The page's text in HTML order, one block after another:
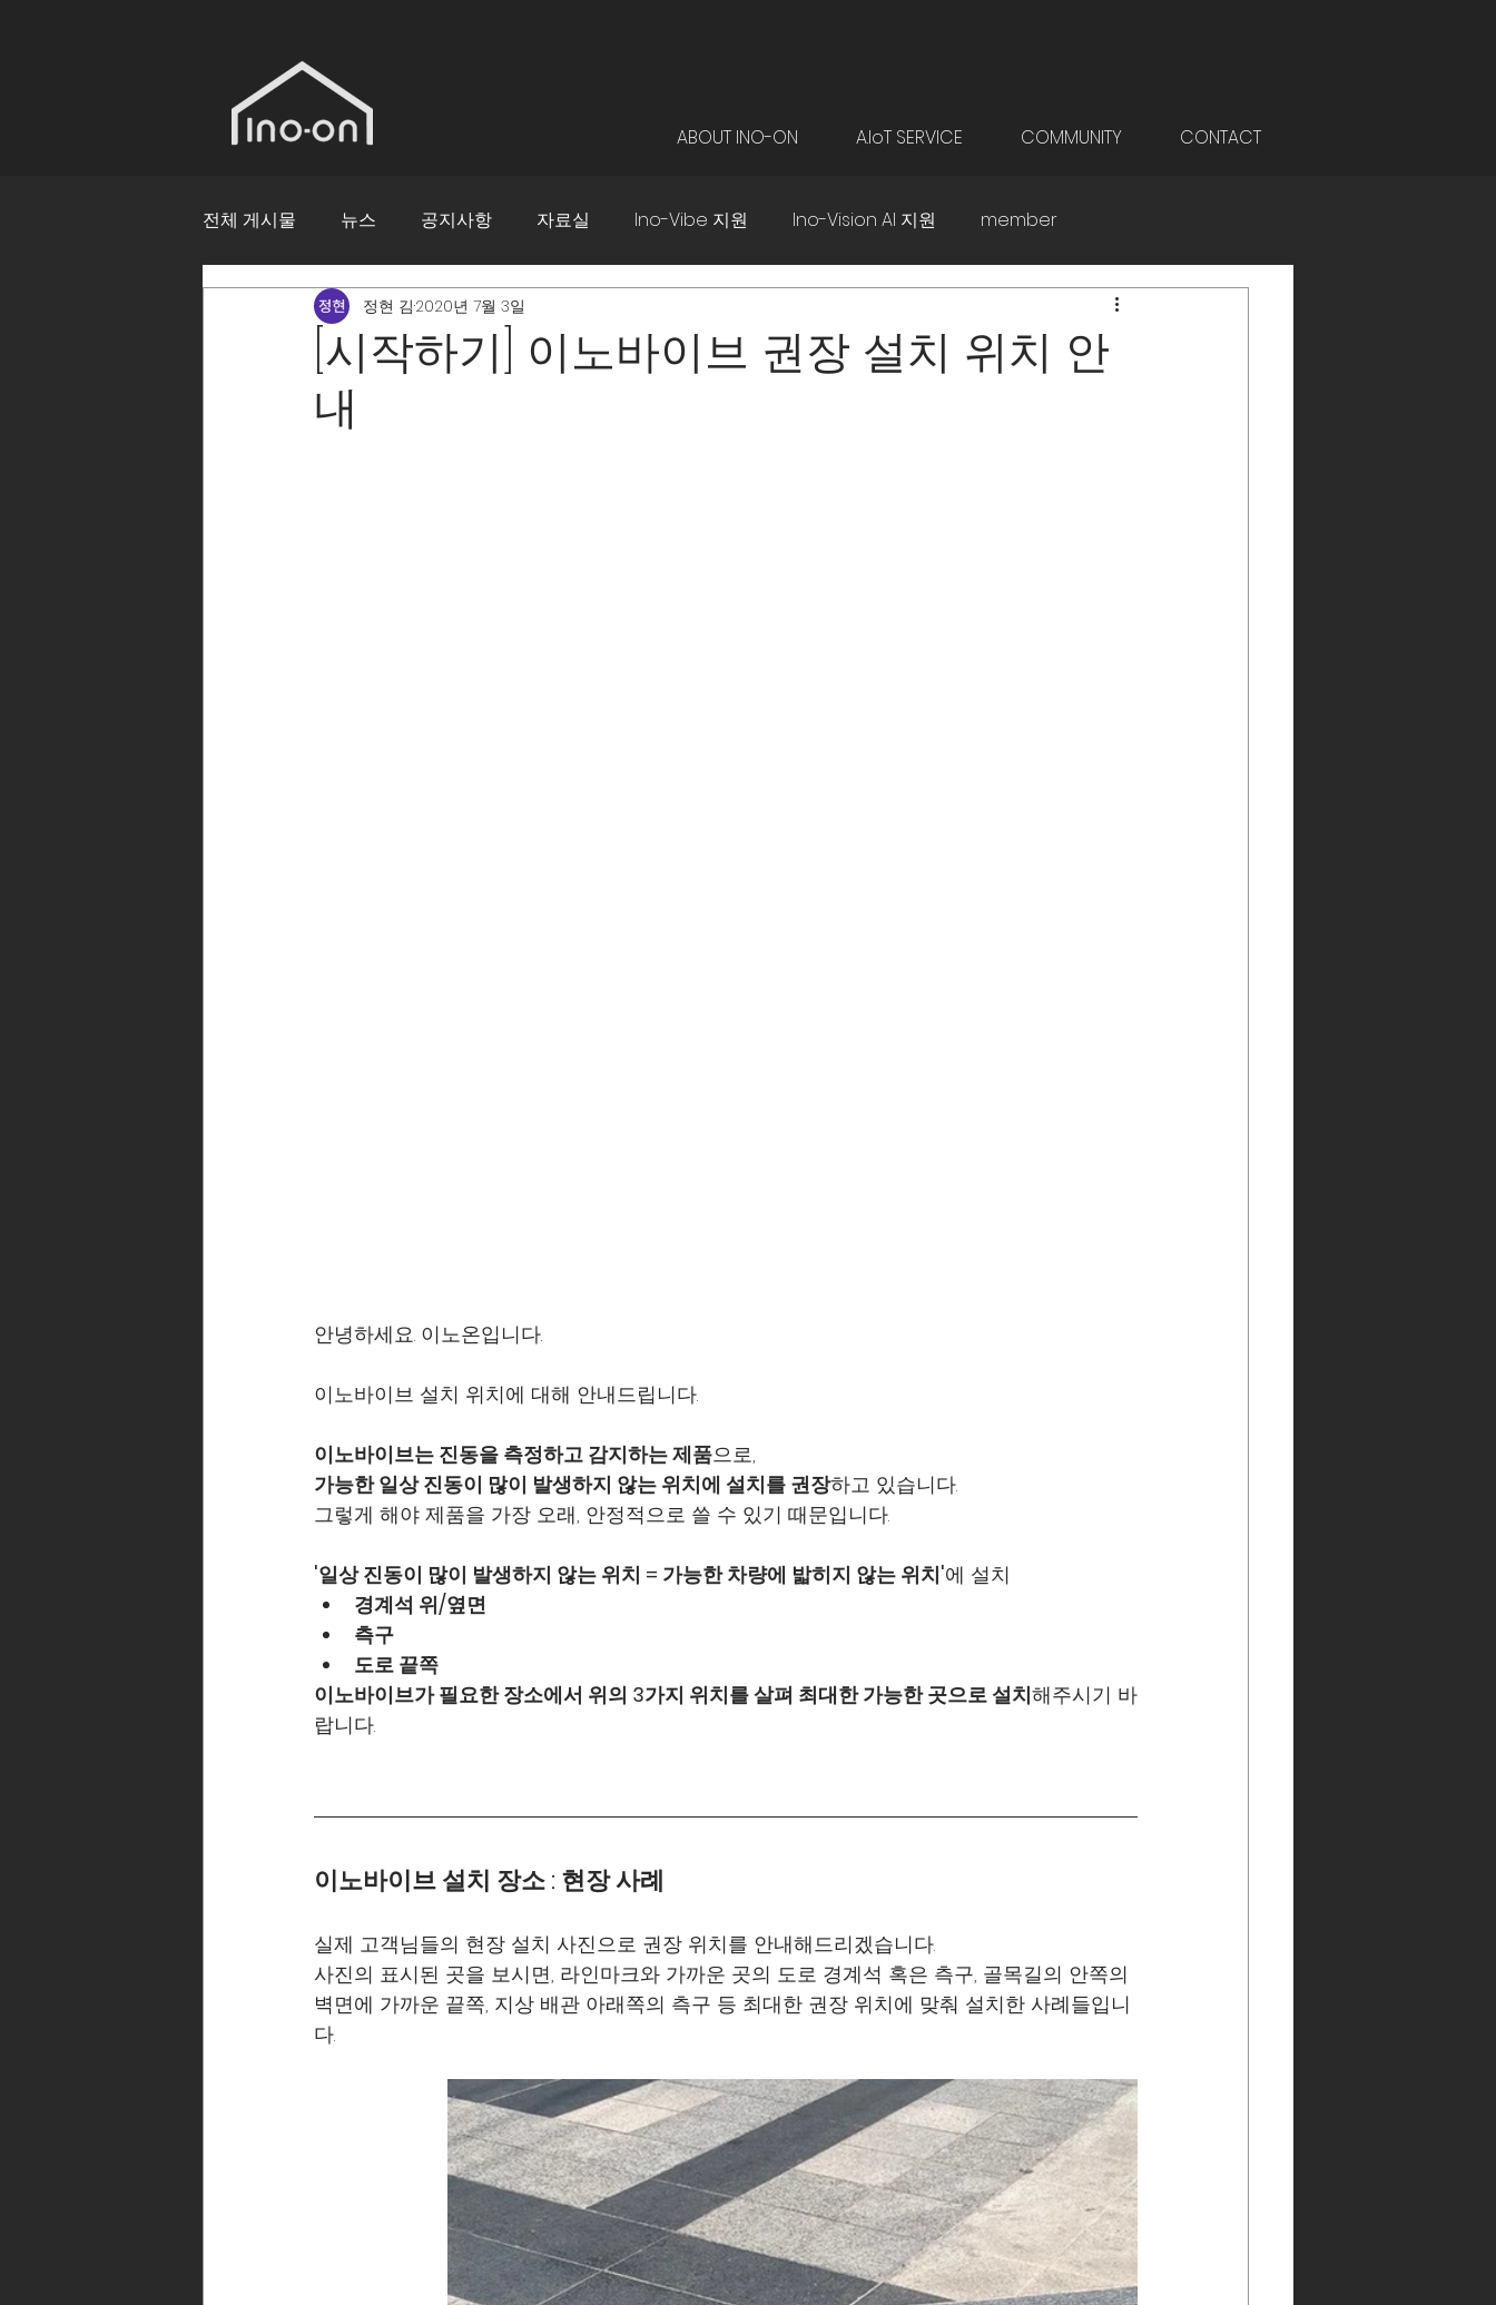
ABOUT INO-ON A.IoT SERVICE COMMUNITY CONTACT
전체 게시물 뉴스 공지사항 자료실 Ino-Vibe 지원 Ino-Vision AI 지원 member
[시작하기] 이노바이브 권장 설치 위치 안
내
정현 김 2020년 7월 3일
안녕하세요. 이노온입니다.
이노바이브 설치 위치에 대해 안내드립니다.
이노바이브는 진동을 측정하고 감지하는 제품으로,
가능한 일상 진동이 많이 발생하지 않는 위치에 설치를 권장하고 있습니다.
그렇게 해야 제품을 가장 오래, 안정적으로 쓸 수 있기 때문입니다.
'일상 진동이 많이 발생하지 않는 위치 = 가능한 차량에 밟히지 않는 위치'에 설치
경계석 위/옆면
측구
도로 끝쪽
이노바이브가 필요한 장소에서 위의 3가지 위치를 살펴 최대한 가능한 곳으로 설치해주시기 바
랍니다.
이노바이브 설치 장소 : 현장 사례
실제 고객님들의 현장 설치 사진으로 권장 위치를 안내해드리겠습니다.
사진의 표시된 곳을 보시면, 라인마크와 가까운 곳의 도로 경계석 혹은 측구, 골목길의 안쪽의
벽면에 가까운 끝쪽, 지상 배관 아래쪽의 측구 등 최대한 권장 위치에 맞춰 설치한 사례들입니
다.